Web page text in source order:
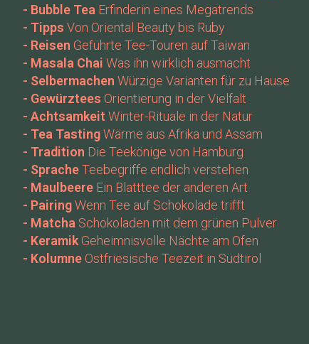
- Bubble Tea Erfinderin eines Megatrends
- Tipps Von Oriental Beauty bis Ruby
- Reisen Geführte Tee-Touren auf Taiwan
- Masala Chai Was ihn wirklich ausmacht
- Selbermachen Würzige Varianten für zu Hause
- Gewürztees Orientierung in der Vielfalt
- Achtsamkeit Winter-Rituale in der Natur
- Tea TastingWärme aus Afrika und Assam
- Tradition Die Teekönige von Hamburg
- SpracheTeebegriffe endlich verstehen
- Maulbeere Ein Blatttee der anderen Art
- PairingWenn Tee auf Schokolade trifft
- Matcha Schokoladen mit dem grünen Pulver
- Keramik Geheimnisvolle Nächte am Ofen
- Kolumne Ostfriesische Teezeit in Südtirol